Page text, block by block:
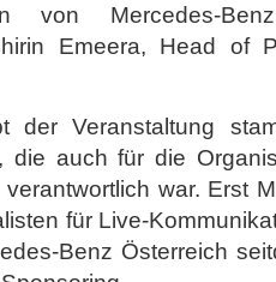
von Mercedes-
Emeera, Head of
der Veranstaltung
die auch für die
war. Erst
für Live-
Benz Österreich